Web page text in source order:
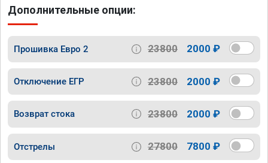
Дополнительные опции:
Прошивка Евро 2 23800 2000 ₽
Отключение ЕГР 23800 2000 ₽
Возврат стока 23800 2000 ₽
Отстрелы 27800 7800 ₽